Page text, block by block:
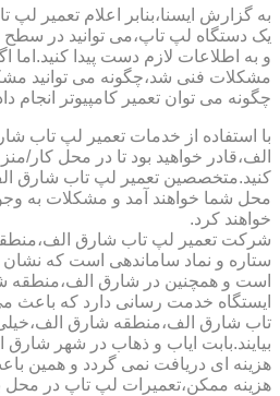
به گزارش ایسنا،بنابر اعلام تعمیر لپ
یک دستگاه لپ تاپ،می توانید در سطح
و به اطلاعات لازم دست پیدا کنید.اما
مشکلات فنی شد،چگونه می توانید
چگونه می توان تعمیر کامپیوتر انجام
با استفاده از خدمات تعمیر لپ تاب
الف،قادر خواهید بود تا در محل کار/
کنید.متخصصین تعمیر لپ تاب شارق
محل شما خواهند آمد و مشکلات به
خواهند کرد.
شرکت تعمیر لپ تاب شارق الف،منطقه
ستاره و نماد ساماندهی است که نشان
ایستگاه خدمت رسانی دارد که باعث
تاب شارق الف،منطقه شارق
بیایند.بابت ایاب و ذهاب در شهر
هزینه ای دریافت نمی گردد و همین
هزینه ممکن،تعمیرات لپ تاپ در